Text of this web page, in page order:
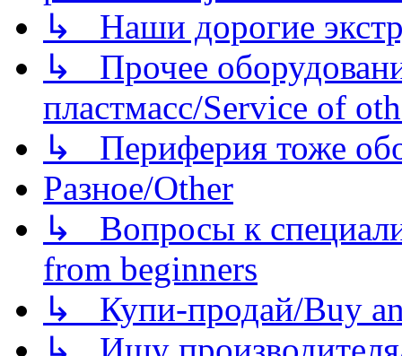
↳ Наши дорогие
↳ Прочее
пластмасс/Service of
↳ Периферия тоже
Разное/Other
↳ Вопросы к
from beginners
↳ Купи-продай/Buy